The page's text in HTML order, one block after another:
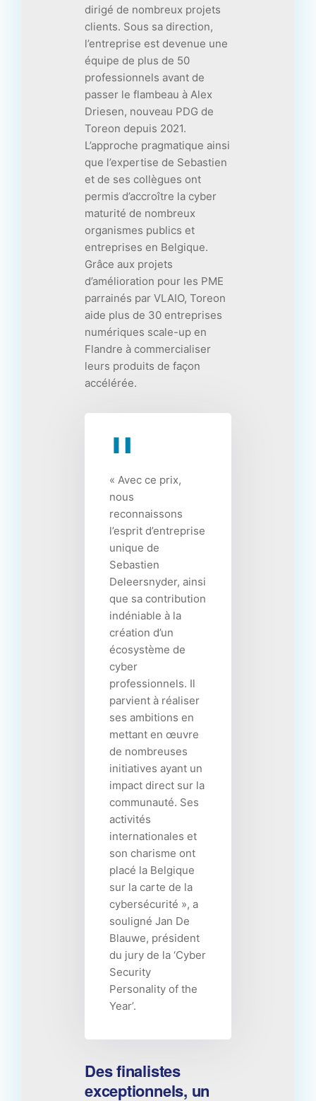
dirigé de nombreux projets
clients. Sous sa direction,
l’entreprise est devenue une
équipe de plus de 50
professionnels avant de
passer le flambeau à Alex
Driesen, nouveau PDG de
Toreon depuis 2021.
L’approche pragmatique ainsi
que l’expertise de Sebastien
et de ses collègues ont
permis d’accroître la cyber
maturité de nombreux
organismes publics et
entreprises en Belgique.
Grâce aux projets
d’amélioration pour les PME
parrainés par VLAIO, Toreon
aide plus de 30 entreprises
numériques scale-up en
Flandre à commercialiser
leurs produits de façon
accélérée.
« Avec ce prix,
nous
reconnaissons
l’esprit d’entreprise
unique de
Sebastien
Deleersnyder, ainsi
que sa contribution
indéniable à la
création d’un
écosystème de
cyber
professionnels. Il
parvient à réaliser
ses ambitions en
mettant en œuvre
de nombreuses
initiatives ayant un
impact direct sur la
communauté. Ses
activités
internationales et
son charisme ont
placé la Belgique
sur la carte de la
cybersécurité », a
souligné Jan De
Blauwe, président
du jury de la ‘Cyber
Security
Personality of the
Year’.
Des finalistes
exceptionnels, un